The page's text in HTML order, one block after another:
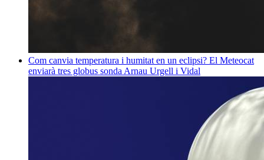
Com canvia temperatura i humitat en un eclipsi? El Meteocat
enviarà tres globus sonda Arnau Urgell i Vidal